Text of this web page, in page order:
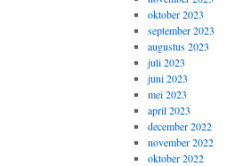
oktober 2023
september 2023
augustus 2023
juli 2023
juni 2023
mei 2023
april 2023
december 2022
november 2022
oktober 2022